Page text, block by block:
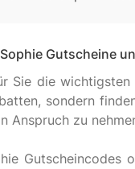
Gutscheine
Sie die
sondern
Anspruch zu
Gutscheincodes